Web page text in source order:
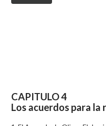
CAPITULO 4
Los acuerdos para